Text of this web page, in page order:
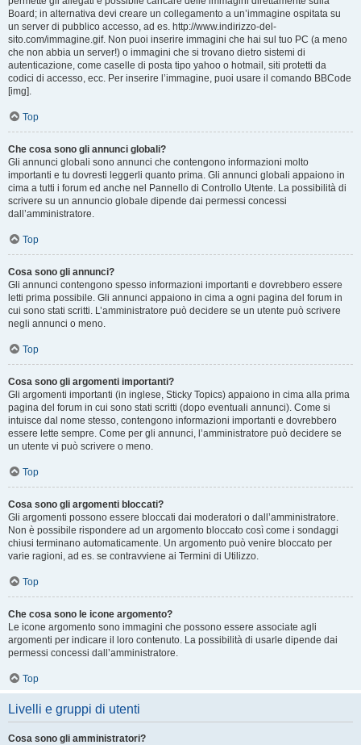
Board; in alternativa devi creare un collegamento a un’immagine ospitata su
un server di pubblico accesso, ad es. http://www.indirizzo-del-
sito.com/immagine.gif. Non puoi inserire immagini che hai sul tuo PC (a meno
che non abbia un server!) o immagini che si trovano dietro sistemi di
autenticazione, come caselle di posta tipo yahoo o hotmail, siti protetti da
codici di accesso, ecc. Per inserire l’immagine, puoi usare il comando BBCode
[img].
Top
Che cosa sono gli annunci globali?
Gli annunci globali sono annunci che contengono informazioni molto
importanti e tu dovresti leggerli quanto prima. Gli annunci globali appaiono in
cima a tutti i forum ed anche nel Pannello di Controllo Utente. La possibilità di
scrivere su un annuncio globale dipende dai permessi concessi
dall’amministratore.
Top
Cosa sono gli annunci?
Gli annunci contengono spesso informazioni importanti e dovrebbero essere
letti prima possibile. Gli annunci appaiono in cima a ogni pagina del forum in
cui sono stati scritti. L’amministratore può decidere se un utente può scrivere
negli annunci o meno.
Top
Cosa sono gli argomenti importanti?
Gli argomenti importanti (in inglese, Sticky Topics) appaiono in cima alla prima
pagina del forum in cui sono stati scritti (dopo eventuali annunci). Come si
intuisce dal nome stesso, contengono informazioni importanti e dovrebbero
essere lette sempre. Come per gli annunci, l’amministratore può decidere se
un utente vi può scrivere o meno.
Top
Cosa sono gli argomenti bloccati?
Gli argomenti possono essere bloccati dai moderatori o dall’amministratore.
Non è possibile rispondere ad un argomento bloccato così come i sondaggi
chiusi terminano automaticamente. Un argomento può venire bloccato per
varie ragioni, ad es. se contravviene ai Termini di Utilizzo.
Top
Che cosa sono le icone argomento?
Le icone argomento sono immagini che possono essere associate agli
argomenti per indicare il loro contenuto. La possibilità di usarle dipende dai
permessi concessi dall’amministratore.
Top
Livelli e gruppi di utenti
Cosa sono gli amministratori?